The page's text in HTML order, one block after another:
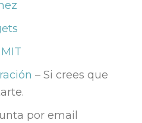
– Si crees que
por email